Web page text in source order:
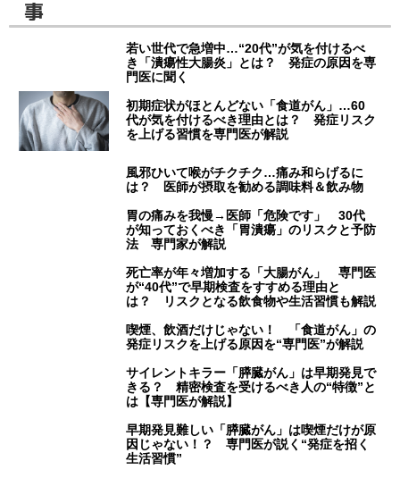
事
若い世代で急増中…“20代”が気を付けるべ
き「潰瘍性大腸炎」とは？ 発症の原因を専
門医に聞く
初期症状がほとんどない「食道がん」…60
代が気を付けるべき理由とは？ 発症リスク
を上げる習慣を専門医が解説
風邪ひいて喉がチクチク…痛み和らげるに
は？ 医師が摂取を勧める調味料＆飲み物
胃の痛みを我慢→医師「危険です」 30代
が知っておくべき「胃潰瘍」のリスクと予防
法 専門家が解説
死亡率が年々増加する「大腸がん」 専門医
が“40代”で早期検査をすすめる理由と
は？ リスクとなる飲食物や生活習慣も解説
喫煙、飲酒だけじゃない！ 「食道がん」の
発症リスクを上げる原因を“専門医”が解説
サイレントキラー「膵臓がん」は早期発見で
きる？ 精密検査を受けるべき人の“特徴”と
は【専門医が解説】
早期発見難しい「膵臓がん」は喫煙だけが原
因じゃない！？ 専門医が説く“発症を招く
生活習慣”